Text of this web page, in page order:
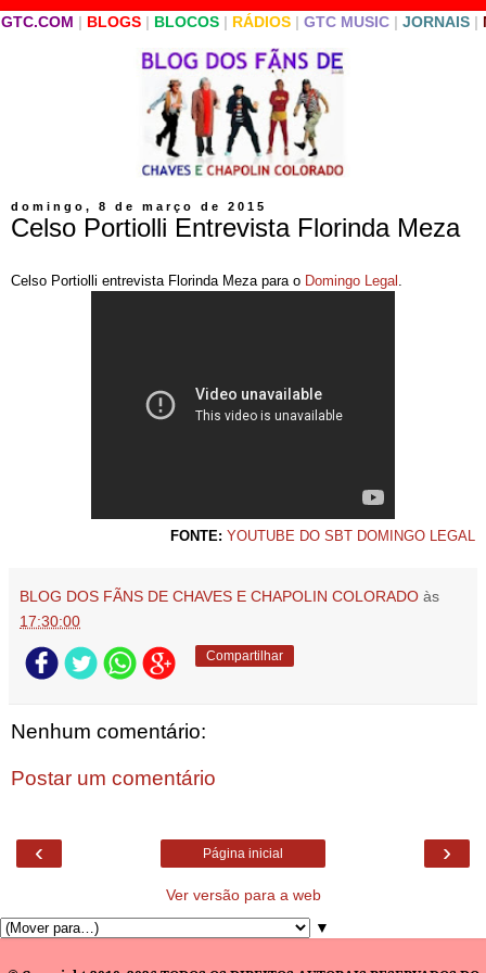
GTC.COM | BLOGS | BLOCOS | RÁDIOS |GTC MUSIC |JORNAIS |
domingo, 8 de março de 2015
Celso Portiolli Entrevista Florinda Meza
Celso Portiolli entrevista Florinda Meza para o Domingo Legal
FONTE: YOUTUBE DO SBT DOMINGO LEGAL
BLOG DOS FÃNS DE CHAVES E CHAPOLIN COLORADO às
17:30:00
Compartilhar
Nenhum comentário:
Postar um comentário
‹ ›
Página inicial
Ver versão para a web
▼